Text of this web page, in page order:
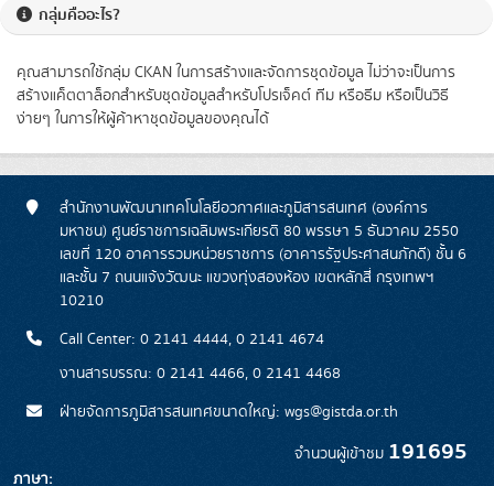
กลุ่มคืออะไร?
คุณสามารถใช้กลุ่ม CKAN ในการสร้างและจัดการชุดข้อมูล ไม่ว่าจะเป็นการ
สร้างแค็ตตาล็อกสำหรับชุดข้อมูลสำหรับโปรเจ็คต์ ทีม หรือธีม หรือเป็นวิธี
ง่ายๆ ในการให้ผู้ค้าหาชุดข้อมูลของคุณได้
สำนักงานพัฒนาเทคโนโลยีอวกาศและภูมิสารสนเทศ (องค์การ
มหาชน) ศูนย์ราชการเฉลิมพระเกียรติ 80 พรรษา 5 ธันวาคม 2550
เลขที่ 120 อาคารรวมหน่วยราชการ (อาคารรัฐประศาสนภักดี) ชั้น 6
และชั้น 7 ถนนแจ้งวัฒนะ แขวงทุ่งสองห้อง เขตหลักสี่ กรุงเทพฯ
10210
Call Center: 0 2141 4444, 0 2141 4674
งานสารบรรณ: 0 2141 4466, 0 2141 4468
ฝ่ายจัดการภูมิสารสนเทศขนาดใหญ่: wgs@gistda.or.th
จำนวนผู้เข้าชม 191695
ภาษา